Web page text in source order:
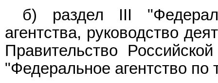
б) раздел III
агентства, руководство
Правительство
"Федеральное агентство по